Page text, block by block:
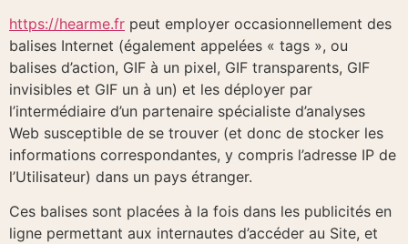
https://hearme.fr peut employer occasionnellement des
balises Internet (également appelées « tags », ou
balises d’action, GIF à un pixel, GIF transparents, GIF
invisibles et GIF un à un) et les déployer par
l’intermédiaire d’un partenaire spécialiste d’analyses
Web susceptible de se trouver (et donc de stocker les
informations correspondantes, y compris l’adresse IP de
l’Utilisateur) dans un pays étranger.
Ces balises sont placées à la fois dans les publicités en
ligne permettant aux internautes d’accéder au Site, et